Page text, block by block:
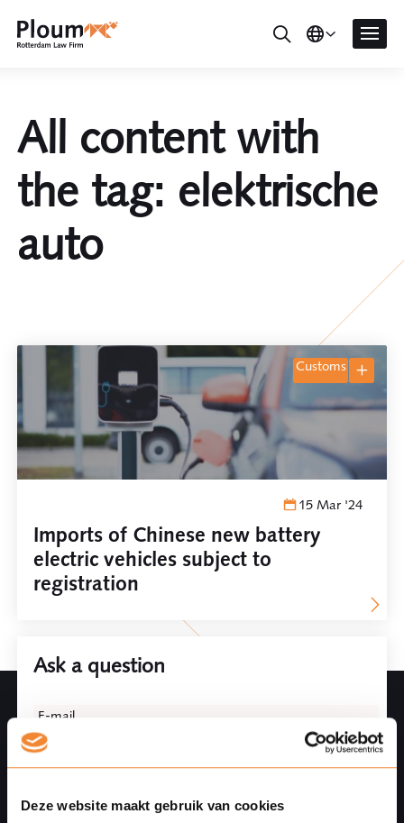
Deze website maakt gebruik van cookies
All content with
the tag: elektrische
auto
customs
15 Mar '24
Imports of Chinese new battery
electric vehicles subject to
registration
Ask a question
this
field
blank
E-mail
Phonenumber(optioneel)